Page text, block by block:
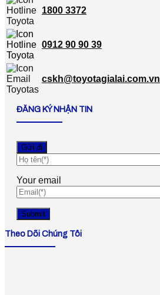
1800 3372
0912 90 90 39
cskh@toyotagialai.com.vn
ĐĂNG KÝ NHẬN TIN
Your email
Theo Dõi Chúng Tôi